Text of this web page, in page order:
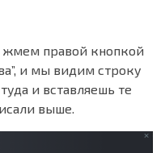
жмем правой кнопкой
и мы видим строку
и вставляешь те
выше.